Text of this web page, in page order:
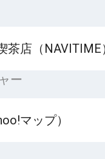
茶店（NAVITIME
ー
マップ）